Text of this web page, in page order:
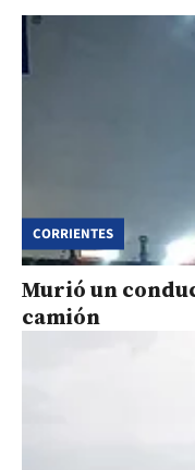
CORRIENTES
Murió un
camión